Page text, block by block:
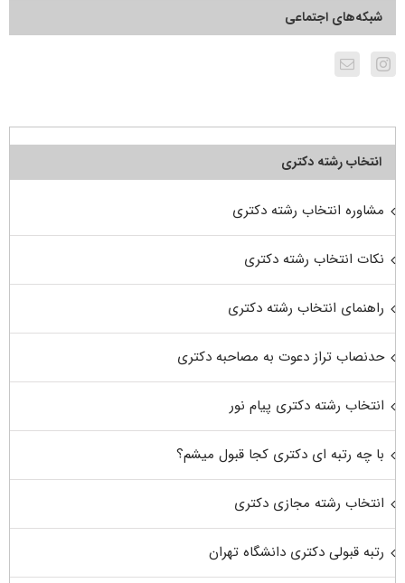
شبکه‌های اجتماعی
انتخاب رشته دکتری
مشاوره انتخاب رشته دکتری
نکات انتخاب رشته دکتری
راهنمای انتخاب رشته دکتری
حدنصاب تراز دعوت به مصاحبه دکتری
انتخاب رشته دکتری پیام نور
با چه رتبه ای دکتری کجا قبول میشم؟
انتخاب رشته مجازی دکتری
رتبه قبولی دکتری دانشگاه تهران